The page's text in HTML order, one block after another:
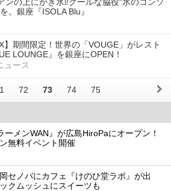
。銀座『ISOLA Blu』
】期間限定！世界の「VOUGE」がレスト
LOUNGE』を銀座にOPEN！
ュース
72 73 74 75
ーメンWAN』が広島HiroPaにオープン！
無料イベント開催
セノバにカフェ『けのひ堂ラボ』が出
クムッシュにスイーツも